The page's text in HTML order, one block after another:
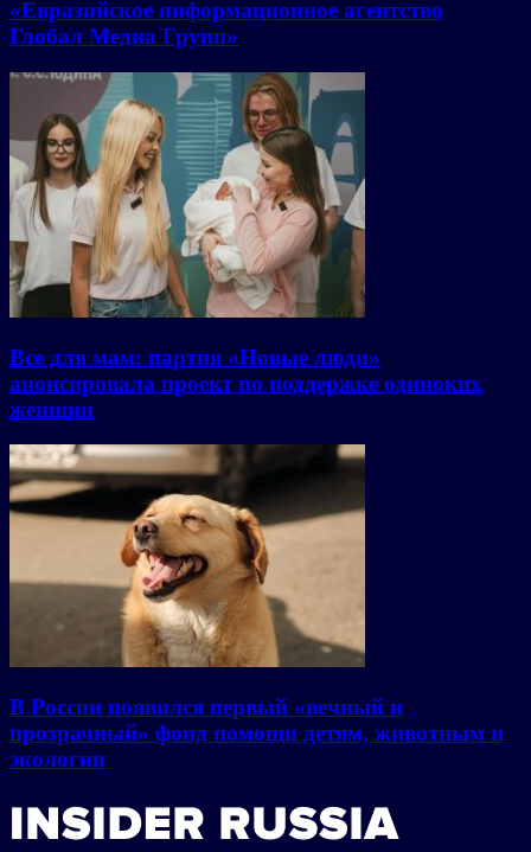
«Евразийское информационное агентство
Глобал Медиа Групп»
Все для мам: партия «Новые люди»
анонсировала проект по поддержке одиноких
женщин
В России появился первый «вечный и
прозрачный» фонд помощи детям, животным и
экологии